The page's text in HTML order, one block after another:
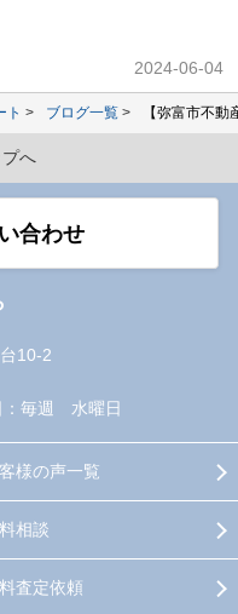
2024-06-04
ト ブログ一覧 【弥富市不
へ
合わせ
10-2
：毎週 水曜日
様の声一覧
相談
査定依頼